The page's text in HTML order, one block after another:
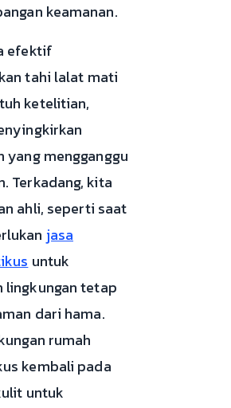
keamanan.
efektif
tahi lalat mati
ketelitian,
yang mengganggu
Terkadang, kita
ahli, seperti saat
jasa
untuk
lingkungan tetap
dari hama.
rumah
kembali pada
untuk